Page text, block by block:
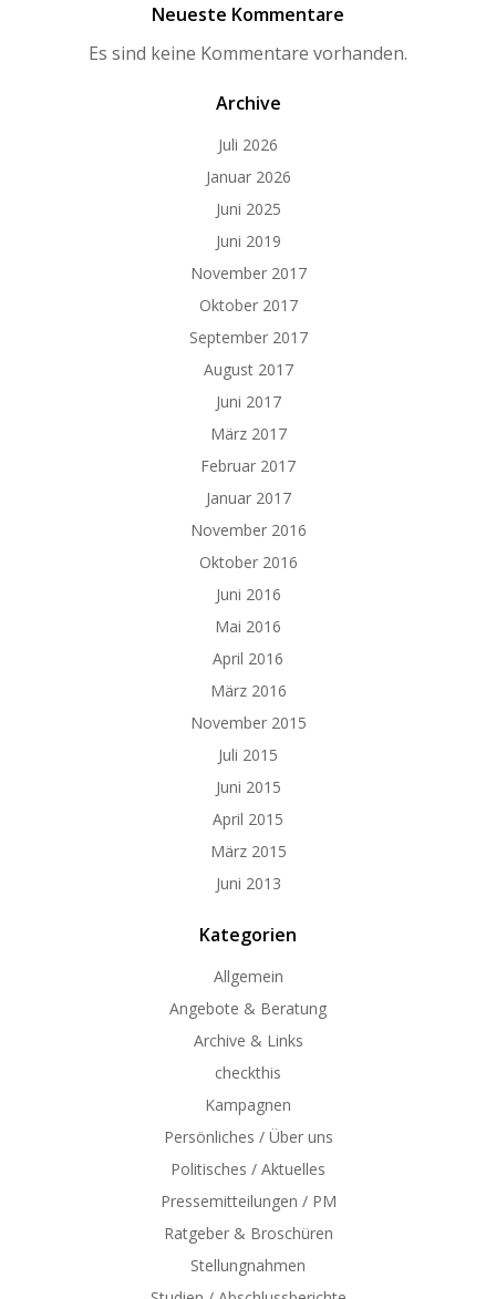
Neueste Kommentare
Es sind keine Kommentare vorhanden.
Archive
Juli 2026
Januar 2026
Juni 2025
Juni 2019
November 2017
Oktober 2017
September 2017
August 2017
Juni 2017
März 2017
Februar 2017
Januar 2017
November 2016
Oktober 2016
Juni 2016
Mai 2016
April 2016
März 2016
November 2015
Juli 2015
Juni 2015
April 2015
März 2015
Juni 2013
Kategorien
Allgemein
Angebote & Beratung
Archive & Links
checkthis
Kampagnen
Persönliches / Über uns
Politisches / Aktuelles
Pressemitteilungen / PM
Ratgeber & Broschüren
Stellungnahmen